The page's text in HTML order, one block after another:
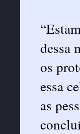
dessa
os
essa
as